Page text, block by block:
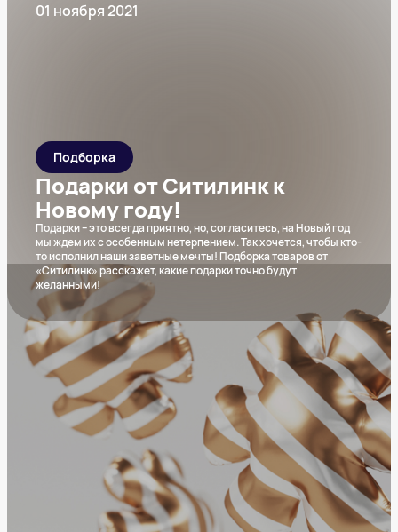
01 ноября 2021
Подборка
Подарки от Ситилинк к
Новому году!
Подарки – это всегда приятно, но, согласитесь, на Новый год
мы ждем их с особенным нетерпением. Так хочется, чтобы кто-
то исполнил наши заветные мечты! Подборка товаров от
«Ситилинк» расскажет, какие подарки точно будут
желанными!